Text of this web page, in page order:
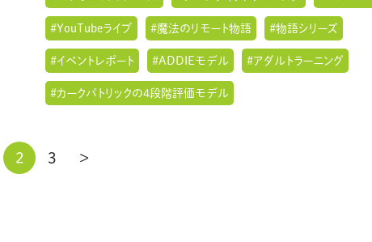
#YouTubeライブ #魔法のリモート物語 #物語シリーズ
#イベントレポート #ADDIEモデル #アダルトラーニング
#カークパトリックの4段階評価モデル
2 3 >